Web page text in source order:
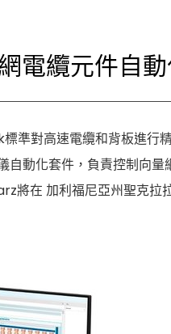
電纜元件自
準對高速電纜和背板進行
動化套件，負責控制向
將在 加利福尼亞州聖克